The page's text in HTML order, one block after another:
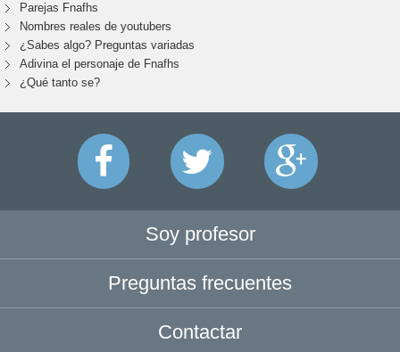
Parejas Fnafhs
Nombres reales de youtubers
¿Sabes algo? Preguntas variadas
Adivina el personaje de Fnafhs
¿Qué tanto se?
Soy profesor
Preguntas frecuentes
Contactar